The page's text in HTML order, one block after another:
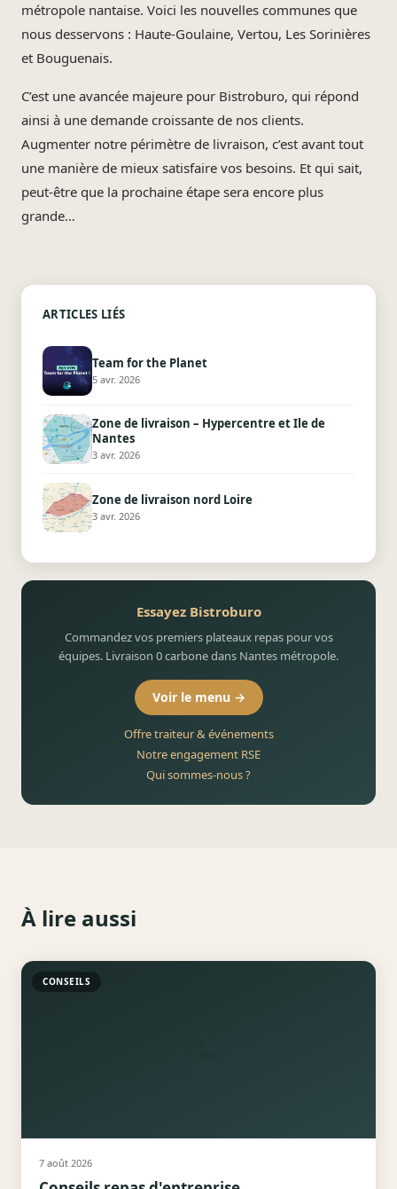
métropole nantaise. Voici les nouvelles communes que
nous desservons : Haute-Goulaine, Vertou, Les Sorinières
et Bouguenais.
C’est une avancée majeure pour Bistroburo, qui répond
ainsi à une demande croissante de nos clients.
Augmenter notre périmètre de livraison, c’est avant tout
une manière de mieux satisfaire vos besoins. Et qui sait,
peut-être que la prochaine étape sera encore plus
grande…
ARTICLES LIÉS
Team for the Planet
5 avr. 2026
Zone de livraison – Hypercentre et Ile de
Nantes
3 avr. 2026
Zone de livraison nord Loire
3 avr. 2026
Essayez Bistroburo
Commandez vos premiers plateaux repas pour vos
équipes. Livraison 0 carbone dans Nantes métropole.
Voir le menu →
Offre traiteur & événements
Notre engagement RSE
Qui sommes-nous ?
À lire aussi
CONSEILS
7 août 2026